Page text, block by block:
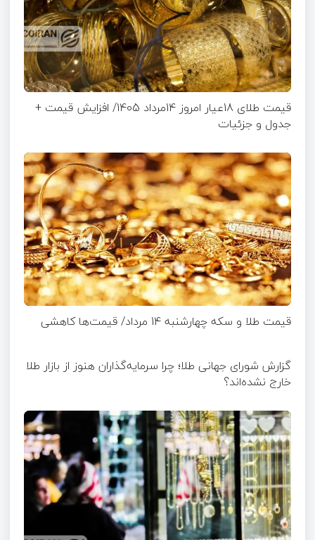
قیمت طلای 18عیار امروز 14مرداد 1405/ افزایش قیمت +
جدول و جزئیات
قیمت طلا و سکه چهارشنبه 14 مرداد/ قیمت‌ها کاهشی
گزارش شورای جهانی طلا؛ چرا سرمایه‌گذاران هنوز از بازار طلا
خارج نشده‌اند؟